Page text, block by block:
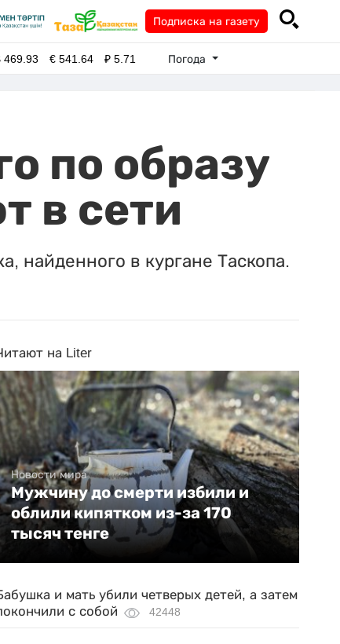
Подписка на газету
469.93 €541.64 ₽5.71 Погода
по образу
в сети
найденного в кургане Таскопа.
на Liter
Новости мира
Мужчину до смерти избили и
облили кипятком из-за 170
тысяч тенге
и мать убили четверых детей, а затем
с собой
42448